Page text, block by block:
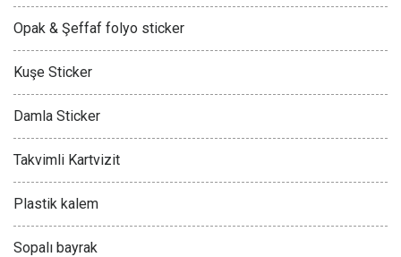
Opak & Şeffaf folyo sticker
Kuşe Sticker
Damla Sticker
Takvimli Kartvizit
Plastik kalem
Sopalı bayrak